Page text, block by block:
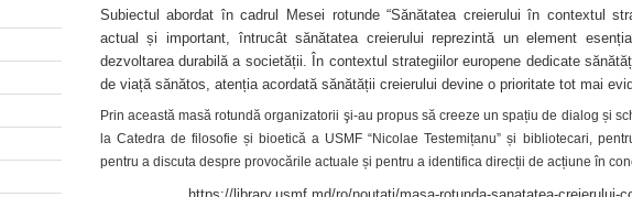
Subiectul abordat în cadrul Mesei rotunde “Sănătatea creierului în contextul
actual și important, întrucât sănătatea creierului reprezintă un element
dezvoltarea durabilă a societății. În contextul strategiilor europene dedicate
de viață sănătos, atenția acordată sănătății creierului devine o prioritate tot mai
Prin această masă rotundă organizatorii şi-au propus să creeze un spațiu de dialog și
la Catedra de filosofie și bioetică a USMF “Nicolae Testemițanu” și bibliotecari,
pentru a discuta despre provocările actuale și pentru a identifica direcții de acțiune în